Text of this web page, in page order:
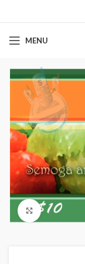
MENU
Click to